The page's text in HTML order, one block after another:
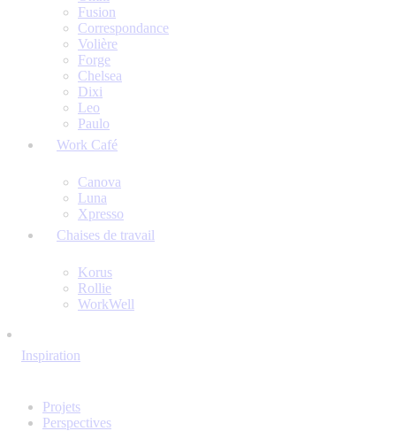
Fusion
Correspondance
Volière
Forge
Chelsea
Dixi
Leo
Paulo
Work Café
Canova
Luna
Xpresso
Chaises de travail
Korus
Rollie
WorkWell
Inspiration
Projets
Perspectives